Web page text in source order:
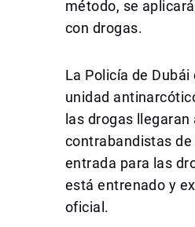
método, se
con drogas.
La Policía de
unidad
las drogas
contrabandistas de
entrada para las
está entrenado y
oficial.